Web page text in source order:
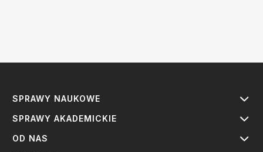
SPRAWY NAUKOWE
SPRAWY AKADEMICKIE
OD NAS